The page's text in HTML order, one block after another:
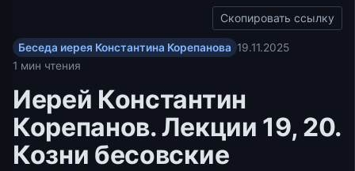
Скопировать ссылку
Беседа иерея Константина Корепанова 19.11.2025
1 мин чтения
Иерей Константин
Корепанов. Лекции 19, 20.
Козни бесовские